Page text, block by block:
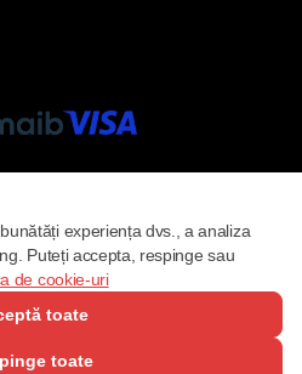
experiența dvs., a analiza
Puteți accepta, respinge sau
de cookie-uri
toate
toate